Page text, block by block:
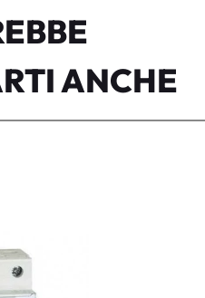
ANCHE